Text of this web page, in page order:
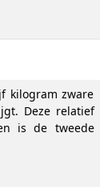
kilogram zware
Deze relatief
is de tweede